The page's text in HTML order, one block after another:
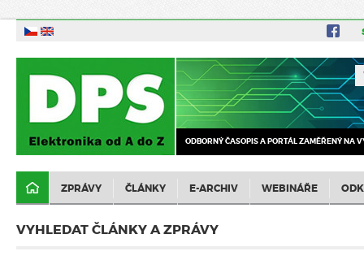
ODBORNÝ ČASOPIS A PORTÁL ZAMĚŘENÝ NA
ZPRÁVY ČLÁNKY E-ARCHIV WEBINÁŘE
VYHLEDAT ČLÁNKY A ZPRÁVY